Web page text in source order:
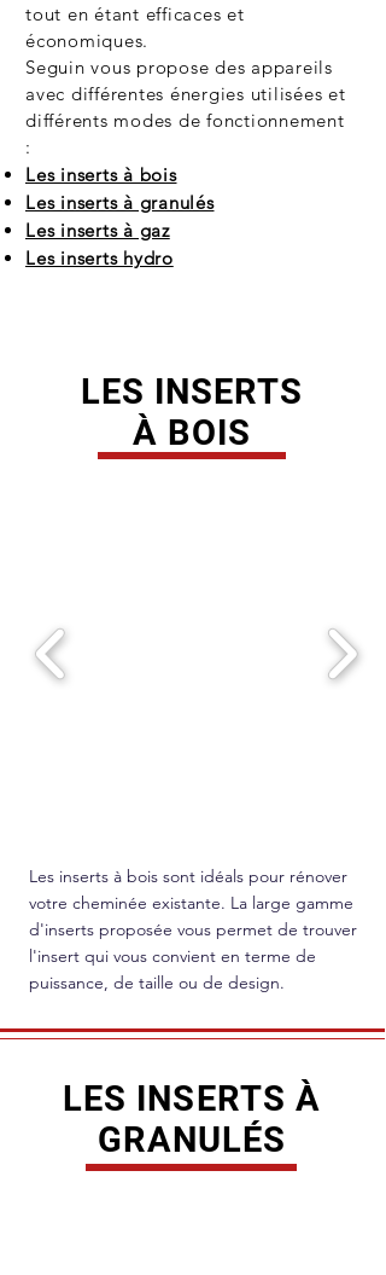
tout en étant efficaces et
économiques.
Seguin vous propose des appareils
avec différentes énergies utilisées et
différents modes de fonctionnement
:
Les inserts à bois
Les inserts à granulés
Les inserts à gaz
Les inserts hydro
LES INSERTS
À BOIS
Les inserts à bois sont idéals pour rénover
votre cheminée existante. La large gamme
d'inserts proposée vous permet de trouver
l'insert qui vous convient en terme de
puissance, de taille ou de design.
LES INSERTS À
GRANULÉS